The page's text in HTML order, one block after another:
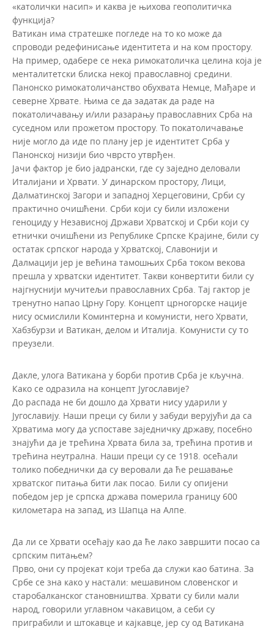
«католички насип» и каква је њихова геополитичка
функција?
Ватикан има стратешке погледе на то ко може да
спроводи редефинисање идентитета и на ком простору.
На пример, одабере се нека римокатоличка целина која је
менталитетски блиска некој православној средини.
Панонско римокатоличанство обухвата Немце, Мађаре и
северне Хрвате. Њима се да задатак да раде на
покатоличавању и/или разарању православних Срба на
суседном или прожетом простору. То покатоличавање
није могло да иде по плану јер је идентитет Срба у
Панонској низији био чврсто утврђен.
Јачи фактор је био јадрански, где су заједно деловали
Италијани и Хрвати. У динарском простору, Лици,
Далматинској Загори и западној Херцеговини, Срби су
практично очишћени. Срби који су били изложени
геноциду у Независној Држави Хрватској и Срби који су
етнички очишћени из Републике Српске Крајине, били су
остатак српског народа у Хрватској, Славонији и
Далмацији јер је већина тамошњих Срба током векова
прешла у хрватски идентитет. Такви конвертити били су
најгнуснији мучитељи православних Срба. Тај гактор је
тренутно напао Црну Гору. Концепт црногорске нације
нису осмислили Коминтерна и комунисти, него Хрвати,
Хабзбурзи и Ватикан, делом и Италија. Комунисти су то
преузели.
Дакле, улога Ватикана у борби против Срба је кључна.
Како се одразила на концепт Југославије?
До распада не би дошло да Хрвати нису ударили у
Југославију. Наши преци су били у забуди верујући да са
Хрватима могу да успоставе заједничку државу, посебно
знајући да је трећина Хрвата била за, трећина против и
трећина неутрална. Наши преци су се 1918. осећали
толико победнички да су веровали да ће решавање
хрватског питања бити лак посао. Били су опијени
победом јер је српска држава померила границу 600
километара на запад, из Шапца на Алпе.
Да ли се Хрвати осећају као да ће лако завршити посао са
српским питањем?
Прво, они су пројекат који треба да служи као батина. За
Србе се зна како у настали: мешавином словенског и
старобалканског становништва. Хрвати су били мали
народ, говорили углавном чакавицом, а себи су
приграбили и штокавце и кајкавце, јер су од Ватикана